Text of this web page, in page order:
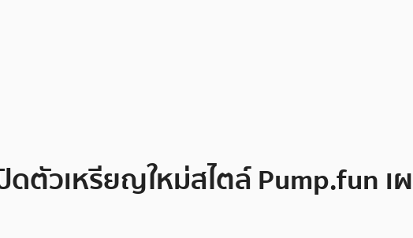
ดตัวเหรียญใหม่สไตล์ Pump.fun